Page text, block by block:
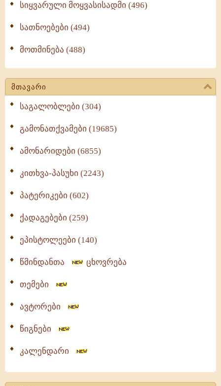
სიყვარული მოყვასისადმი (496)
სათნოებები (494)
მოთმინება (488)
მთავარი
საგალობლები (304)
გამონათქვამები (19685)
ამონარიდები (6855)
კითხვა-პასუხი (2243)
პატერიკები (602)
ქადაგებები (259)
ეპისტოლეები (140)
წმინდანთა ცხოვრება
თემები
ავტორები
წიგნები
კალენდარი